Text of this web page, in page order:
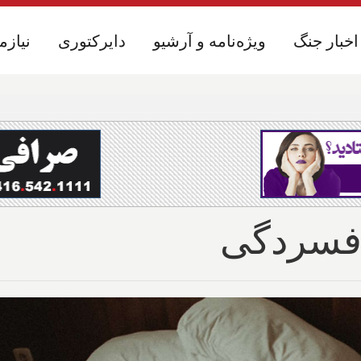
دایرکتوری ویژه‌نامه و آرشیو اخبار جنگ دایرکتوری ویژه‌نامه و آرشیو اخبار جنگ